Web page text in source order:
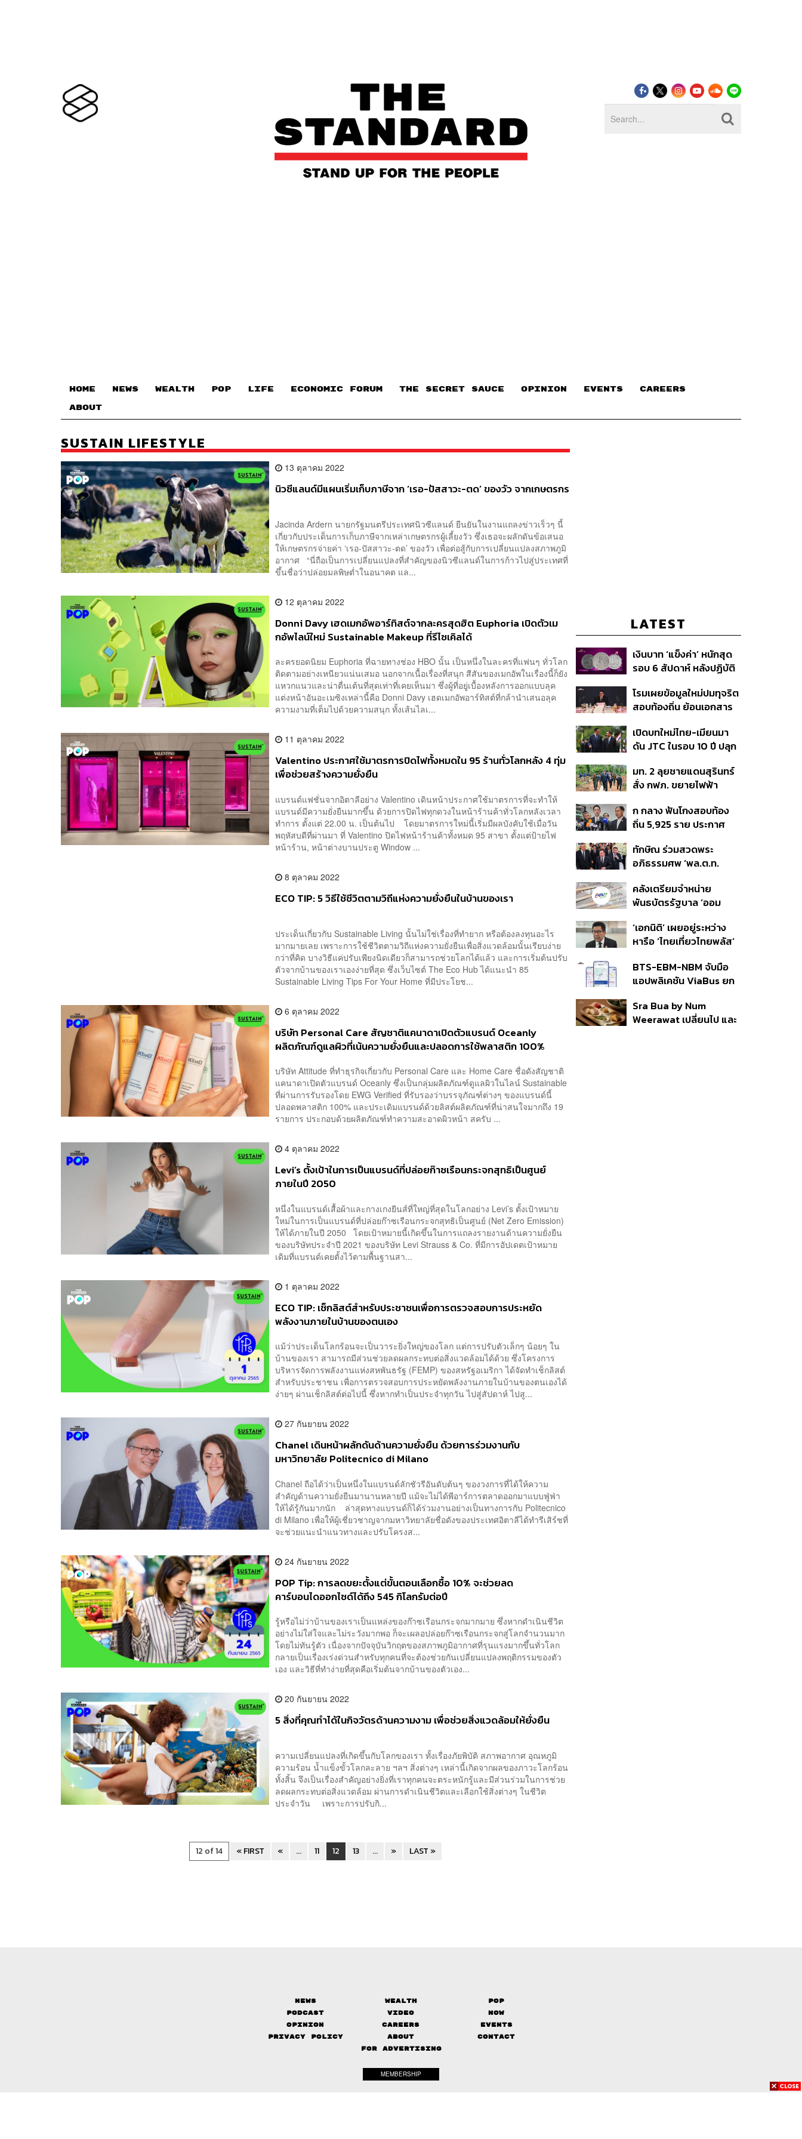
HOME NEWS WEALTH POP LIFE ECONOMIC FORUM THE SECRET SAUCE​ OPINION EVENTS CAREERS
ABOUT
SUSTAIN LIFESTYLE
13 ตุลาคม 2022
นิวซีแลนด์มีแผนเริ่มเก็บภาษีจาก ‘เรอ-ปัสสาวะ-ตด’ ของวัว จากเกษตรกร
Jacinda Ardern นายกรัฐมนตรีประเทศนิวซีแลนด์ ยืนยันในงานแถลงข่าวเร็วๆ นี้
เกี่ยวกับประเด็นการเก็บภาษีจากเหล่าเกษตรกรผู้เลี้ยงวัว ซึ่งเธอจะผลักดันข้อเสนอ
ให้เกษตรกรจ่ายค่า ‘เรอ-ปัสสาวะ-ตด’ ของวัว เพื่อต่อสู้กับการเปลี่ยนแปลงสภาพภูมิ
อากาศ “นี่ถือเป็นการเปลี่ยนแปลงที่สำคัญของนิวซีแลนด์ในการก้าวไปสู่ประเทศที่
ขึ้นชื่อว่าปล่อยมลพิษต่ำในอนาคต แล...
12 ตุลาคม 2022
Donni Davy เฮดเมกอัพอาร์ทิสต์จากละครสุดฮิต Euphoria เปิดตัวเม
กอัพไลน์ใหม่ Sustainable Makeup ที่รีไซเคิลได้
ละครยอดนิยม Euphoria ที่ฉายทางช่อง HBO นั้น เป็นหนึ่งในละครที่แฟนๆ ทั่วโลก
ติดตามอย่างเหนียวแน่นเสมอ นอกจากเนื้อเรื่องที่สนุก สีสันของเมกอัพในเรื่องนี้ก็ยัง
แหวกแนวและน่าตื่นเต้นที่สุดเท่าที่เคยเห็นมา ซึ่งผู้ที่อยู่เบื้องหลังการออกแบบลุค
แต่งหน้าอันอะเมซิงเหล่านี้คือ Donni Davy เฮดเมกอัพอาร์ทิสต์ที่กล้านำเสนอลุค
ความงามที่เต็มไปด้วยความสนุก ทั้งเส้นไลเ...
11 ตุลาคม 2022
Valentino ประกาศใช้มาตรการปิดไฟทั้งหมดใน 95 ร้านทั่วโลกหลัง 4 ทุ่ม
เพื่อช่วยสร้างความยั่งยืน
แบรนด์แฟชั่นจากอิตาลีอย่าง Valentino เดินหน้าประกาศใช้มาตรการที่จะทำให้
แบรนด์มีความยั่งยืนมากขึ้น ด้วยการปิดไฟทุกดวงในหน้าร้านค้าทั่วโลกหลังเวลา
ทำการ ตั้งแต่ 22.00 น. เป็นต้นไป โดยมาตรการใหม่นี้เริ่มมีผลบังคับใช้เมื่อวัน
พฤหัสบดีที่ผ่านมา ที่ Valentino ปิดไฟหน้าร้านค้าทั้งหมด 95 สาขา ตั้งแต่ป้ายไฟ
หน้าร้าน, หน้าต่างบานประตู Window ...
8 ตุลาคม 2022
ECO TIP: 5 วิธีใช้ชีวิตตามวิถีแห่งความยั่งยืนในบ้านของเรา
ประเด็นเกี่ยวกับ Sustainable Living นั้นไม่ใช่เรื่องที่ทำยาก หรือต้องลงทุนอะไร
มากมายเลย เพราะการใช้ชีวิตตามวิถีแห่งความยั่งยืนเพื่อสิ่งแวดล้อมนั้นเรียบง่าย
กว่าที่คิด บางวิธีแค่ปรับเพียงนิดเดียวก็สามารถช่วยโลกได้แล้ว และการเริ่มต้นปรับ
ตัวจากบ้านของเราเองง่ายที่สุด ซึ่งเว็บไซต์ The Eco Hub ได้แนะนำ 85
Sustainable Living Tips For Your Home ที่มีประโยช...
6 ตุลาคม 2022
บริษัท Personal Care สัญชาติแคนาดาเปิดตัวแบรนด์ Oceanly
ผลิตภัณฑ์ดูแลผิวที่เน้นความยั่งยืนและปลอดการใช้พลาสติก 100%
บริษัท Attitude ที่ทำธุรกิจเกี่ยวกับ Personal Care และ Home Care ชื่อดังสัญชาติ
แคนาดาเปิดตัวแบรนด์ Oceanly ซึ่งเป็นกลุ่มผลิตภัณฑ์ดูแลผิวในไลน์ Sustainable
ที่ผ่านการรับรองโดย EWG Verified ที่รับรองว่าบรรจุภัณฑ์ต่างๆ ของแบรนด์นี้
ปลอดพลาสติก 100% และประเดิมแบรนด์ด้วยลิสต์ผลิตภัณฑ์ที่น่าสนใจมากถึง 19
รายการ ประกอบด้วยผลิตภัณฑ์ทำความสะอาดผิวหน้า สครับ ...
4 ตุลาคม 2022
Levi’s ตั้งเป้าในการเป็นแบรนด์ที่ปล่อยก๊าซเรือนกระจกสุทธิเป็นศูนย์
ภายในปี 2050
หนึ่งในแบรนด์เสื้อผ้าและกางเกงยีนส์ที่ใหญ่ที่สุดในโลกอย่าง Levi’s ตั้งเป้าหมาย
ใหม่ในการเป็นแบรนด์ที่ปล่อยก๊าซเรือนกระจกสุทธิเป็นศูนย์ (Net Zero Emission)
ให้ได้ภายในปี 2050 โดยเป้าหมายนี้เกิดขึ้นในการแถลงรายงานด้านความยั่งยืน
ของบริษัทประจำปี 2021 ของบริษัท Levi Strauss & Co. ที่มีการอัปเดตเป้าหมาย
เดิมที่แบรนด์เคยตั้งไว้ตามพื้นฐานสา...
1 ตุลาคม 2022
ECO TIP: เช็กลิสต์สำหรับประชาชนเพื่อการตรวจสอบการประหยัด
พลังงานภายในบ้านของตนเอง
แม้ว่าประเด็นโลกร้อนจะเป็นวาระยิ่งใหญ่ของโลก แต่การปรับตัวเล็กๆ น้อยๆ ใน
บ้านของเรา สามารถมีส่วนช่วยลดผลกระทบต่อสิ่งแวดล้อมได้ด้วย ซึ่งโครงการ
บริหารจัดการพลังงานแห่งสหพันธรัฐ (FEMP) ของสหรัฐอเมริกา ได้จัดทำเช็กลิสต์
สำหรับประชาชน เพื่อการตรวจสอบการประหยัดพลังงานภายในบ้านของตนเองได้
ง่ายๆ ผ่านเช็กลิสต์ต่อไปนี้ ซึ่งหากทำเป็นประจำทุกวัน ไปสู่สัปดาห์ ไปสู...
27 กันยายน 2022
Chanel เดินหน้าผลักดันด้านความยั่งยืน ด้วยการร่วมงานกับ
มหาวิทยาลัย Politecnico di Milano
Chanel ถือได้ว่าเป็นหนึ่งในแบรนด์ลักชัวรีอันดับต้นๆ ของวงการที่ได้ให้ความ
สำคัญด้านความยั่งยืนมานานหลายปี แม้จะไม่ได้พีอาร์การตลาดออกมาแบบฟู่ฟ่า
ให้ได้รู้กันมากนัก ล่าสุดทางแบรนด์ก็ได้ร่วมงานอย่างเป็นทางการกับ Politecnico
di Milano เพื่อให้ผู้เชี่ยวชาญจากมหาวิทยาลัยชื่อดังของประเทศอิตาลีได้ทำรีเสิร์ชที่
จะช่วยแนะนำแนวทางและปรับโครงส...
24 กันยายน 2022
POP Tip: การลดขยะตั้งแต่ขั้นตอนเลือกซื้อ 10% จะช่วยลด
คาร์บอนไดออกไซด์ได้ถึง 545 กิโลกรัมต่อปี
รู้หรือไม่ว่าบ้านของเราเป็นแหล่งของก๊าซเรือนกระจกมากมาย ซึ่งหากดำเนินชีวิต
อย่างไม่ใส่ใจและไม่ระวังมากพอ ก็จะเผลอปล่อยก๊าซเรือนกระจกสู่โลกจำนวนมาก
โดยไม่ทันรู้ตัว เนื่องจากปัจจุบันวิกฤตของสภาพภูมิอากาศที่รุนแรงมากขึ้นทั่วโลก
กลายเป็นเรื่องเร่งด่วนสำหรับทุกคนที่จะต้องช่วยกันเปลี่ยนแปลงพฤติกรรมของตัว
เอง และวิธีที่ทำง่ายที่สุดคือเริ่มต้นจากบ้านของตัวเอง...
20 กันยายน 2022
5 สิ่งที่คุณทำได้ในกิจวัตรด้านความงาม เพื่อช่วยสิ่งแวดล้อมให้ยั่งยืน
ความเปลี่ยนแปลงที่เกิดขึ้นกับโลกของเรา ทั้งเรื่องภัยพิบัติ สภาพอากาศ อุณหภูมิ
ความร้อน น้ำแข็งขั้วโลกละลาย ฯลฯ สิ่งต่างๆ เหล่านี้เกิดจากผลของภาวะโลกร้อน
ทั้งสิ้น จึงเป็นเรื่องสำคัญอย่างยิ่งที่เราทุกคนจะตระหนักรู้และมีส่วนร่วมในการช่วย
ลดผลกระทบต่อสิ่งแวดล้อม ผ่านการดำเนินชีวิตและเลือกใช้สิ่งต่างๆ ในชีวิต
ประจำวัน เพราะการปรับกิ...
12 of 14 « FIRST « ... 11 12 13 ... » LAST »
LATEST
เงินบาท ‘แข็งค่า’ หนักสุด
รอบ 6 สัปดาห์ หลังปฏิบัติ
สหรัฐฯ-ญี่ปุ่น Standard
Chartered เปิดเป้าสิ้นปีนี้
ต่อดอลลาร์
โรมเผยข้อมูลใหม่ปมทุจริต
สอบท้องถิ่น ย้อนเอกสาร
อนุทิน จ่อสอบต่อเอี่ยว
ตัดตอน ม.บูรพา หรือไม่
เปิดบทใหม่ไทย-เมียนมา
ดัน JTC ในรอบ 10 ปี ปลุก
ชายแดน ท่าเรือน้ำลึก
ทวาย
มท. 2 ลุยชายแดนสุรินทร์
สั่ง กฟภ. ขยายไฟฟ้า
350’ เสริมความมั่นคง
ชายแดน
ก กลาง ฟันโกงสอบท้อง
ถิ่น 5,925 ราย ประกาศ
ราย รอ ป.ป.ช. ขีดเส้นแล้ว
เสร็จ 31 ส.ค.
ทักษิณ ร่วมสวดพระ
อภิธรรมศพ ‘พล.ต.ท.
สิน’ สิริอายุ 103 ปี แกนนำ
เพื่อไทย-บุคคลหลาก
คลังเตรียมจำหน่าย
พันธบัตรรัฐบาล ‘ออม
ก.ย.นี้ อาจเพิ่มสัดส่วนการ
ขายแบบ Small Lot First
‘เอกนิติ’ เผยอยู่ระหว่าง
หารือ ‘ไทยเที่ยวไทยพลัส’
แสนล้าน มั่นใจงบต่อ ‘ไทย
ช่วยไทย พลัส’ เฟส 2 มี
BTS-EBM-NBM จับมือ
แอปพลิเคชัน ViaBus ยก
รถไฟฟ้า 3 สายแบบเรียล
ไทม์
Sra Bua by Num
Weerawat เปลี่ยนไป และ
News Wealth
Pop
Podcast
Video
Now
Opinion
Careers
Events
Privacy Policy
About
Contact
FOR ADVERTISING
MEMBERSHIP